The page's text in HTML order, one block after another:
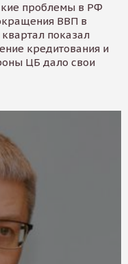
проблемы в РФ
ВВП в
показал
кредитования и
ЦБ дало свои